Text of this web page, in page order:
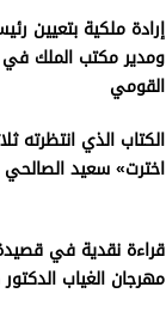
إرادة ملكية بتعيين
ومدير مكتب الملك
القومي
الكتاب الذي انتظرته
اخترت» سعيد الصالحي
قراءة نقدية في
مهرجان الغياب